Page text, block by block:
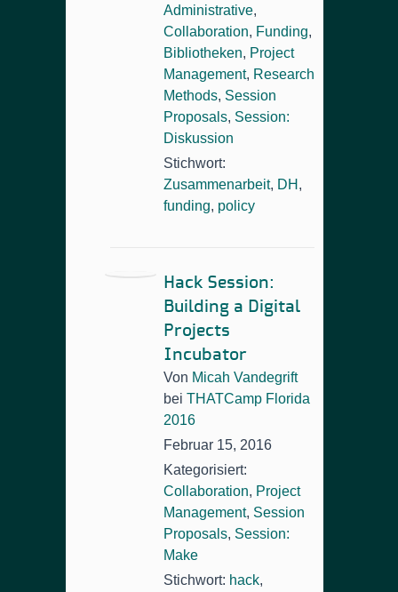
Administrative,
Collaboration, Funding,
Bibliotheken, Project
Management, Research
Methods, Session
Proposals, Session:
Diskussion
Stichwort:
Zusammenarbeit, DH ,
funding, policy
Hack Session:
Building a Digital
Projects
Incubator
Von Micah Vandegrift
bei THATCamp Florida
2016
Februar 15, 2016
Kategorisiert:
Collaboration, Project
Management, Session
Proposals, Session:
Make
Stichwort: hack,